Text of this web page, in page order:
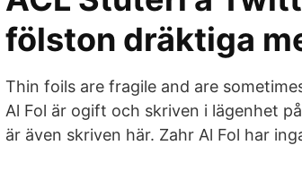
fölston dräktiga
Thin foils are fragile and are
Al Fol är ogift och skriven i lägenhet
är även skriven här. Zahr Al Fol har